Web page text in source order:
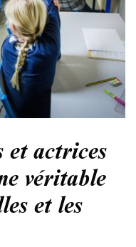
et actrices
véritable
et les